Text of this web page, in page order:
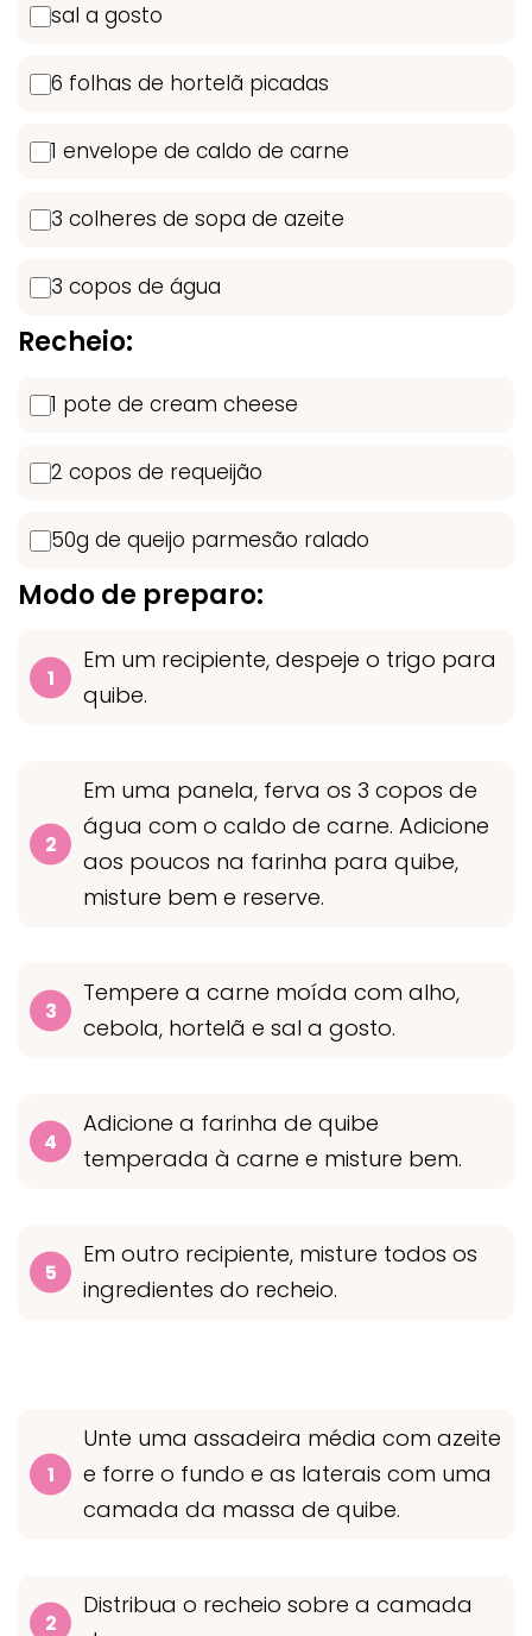
sal a gosto
6 folhas de hortelã picadas
1 envelope de caldo de carne
3 colheres de sopa de azeite
3 copos de água
Recheio:
1 pote de cream cheese
2 copos de requeijão
50g de queijo parmesão ralado
Modo de preparo:
Em um recipiente, despeje o trigo para
quibe.
Em uma panela, ferva os 3 copos de
água com o caldo de carne. Adicione
aos poucos na farinha para quibe,
misture bem e reserve.
Tempere a carne moída com alho,
cebola, hortelã e sal a gosto.
Adicione a farinha de quibe
temperada à carne e misture bem.
Em outro recipiente, misture todos os
ingredientes do recheio.
Unte uma assadeira média com azeite
e forre o fundo e as laterais com uma
camada da massa de quibe.
Distribua o recheio sobre a camada